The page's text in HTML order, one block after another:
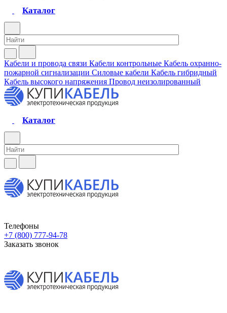
Каталог
Кабели и провода связи Кабели контрольные Кабель охранно-
пожарной сигнализации Силовые кабели Кабель гибридный
Кабель высокого напряжения Провод неизолированный
Каталог
Телефоны
+7 (800) 777-94-78
Заказать звонок